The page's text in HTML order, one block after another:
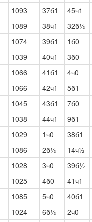
1093 37б1 45ч1
1089 38ч1 32б½
1074 39б1 1б0
1039 40ч1 3б0
1066 41б1 4ч0
1066 42ч1 5б1
1045 43б1 7б0
1038 44ч1 9б1
1029 1ч0 38б1
1086 2б½ 14ч½
1028 3ч0 39б½
1025 4б0 41ч1
1085 5ч0 40б1
1024 6б½ 2ч0